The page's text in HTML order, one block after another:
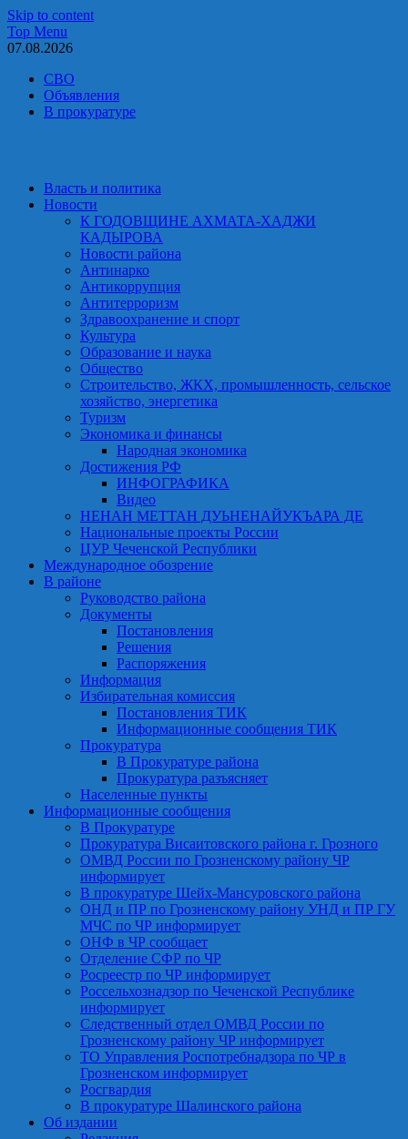
Skip to content
Top Menu
07.08.2026
СВО
Объявления
В прокуратуре
Власть и политика
Новости
К ГОДОВЩИНЕ АХМАТА-ХАДЖИ
КАДЫРОВА
Новости района
Антинарко
Антикоррупция
Антитерроризм
Здравоохранение и спорт
Культура
Образование и наука
Общество
Строительство, ЖКХ, промышленность, сельское
хозяйство, энергетика
Туризм
Экономика и финансы
Народная экономика
Достижения РФ
ИНФОГРАФИКА
Видео
НЕНАН МЕТТАН ДУЬНЕНАЙУКЪАРА ДЕ
Национальные проекты России
ЦУР Чеченской Республики
Международное обозрение
В районе
Руководство района
Документы
Постановления
Решения
Распоряжения
Информация
Избирательная комиссия
Постановления ТИК
Информационные сообщения ТИК
Прокуратура
В Прокуратуре района
Прокуратура разъясняет
Населенные пункты
Информационные сообщения
В Прокуратуре
Прокуратура Висаитовского района г. Грозного
ОМВД России по Грозненскому району ЧР
информирует
В прокуратуре Шейх-Мансуровского района
ОНД и ПР по Грозненскому району УНД и ПР ГУ
МЧС по ЧР информирует
ОНФ в ЧР сообщает
Отделение СФР по ЧР
Росреестр по ЧР информирует
Россельхознадзор по Чеченской Республике
информирует
Следственный отдел ОМВД России по
Грозненскому району ЧР информирует
ТО Управления Роспотребнадзора по ЧР в
Грозненском информирует
Росгвардия
В прокуратуре Шалинского района
Об издании